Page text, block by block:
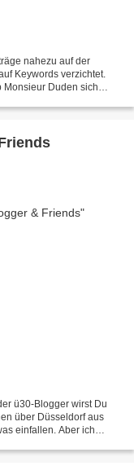
nahezu auf der
Keywords verzichtet.
Monsieur Duden sich
ü30-Blogger wirst Du
über Düsseldorf aus
einfallen. Aber ich